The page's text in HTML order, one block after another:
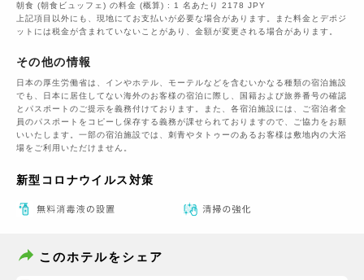
朝食 (朝食ビュッフェ) の料金 (概算) : 1 名あたり 2178 JPY
上記項目以外にも、現地にてお支払いが必要な場合があります。また料金とデポジ
ットには税金が含まれていないことがあり、金額が変更される場合があります。
その他の情報
日本の厚生労働省は、インやホテル、モーテルなどを含むいかなる種類の宿泊施設
でも、日本に​居住してない海外のお客様の宿泊に際し、国籍および旅券番号の確認
とパスポートのご提示を義務付け​ております。また、各宿泊施設には、ご宿泊者全
員のパスポートをコピーし保存する義務が課せられておりますの​で、ご協力をお願
いいたします。一部の宿泊施設では、刺青やタトゥーのあるお客様は敷地内の大浴
場をご利用いただけません。
新型コロナウイルス対策
このホテルをシェア